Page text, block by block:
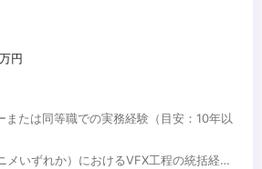
円
または同等職での実務経験（目安：10年以
メいずれか）におけるVFX工程の統括経験